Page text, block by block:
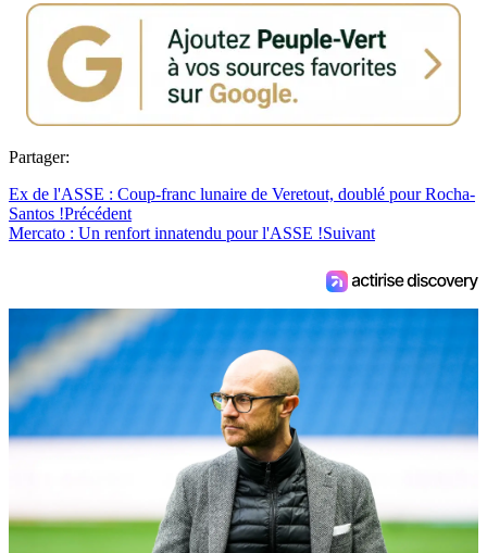
Partager:
Ex de l'ASSE : Coup-franc lunaire de Veretout, doublé pour Rocha-
Santos !Précédent
Mercato : Un renfort innatendu pour l'ASSE !Suivant